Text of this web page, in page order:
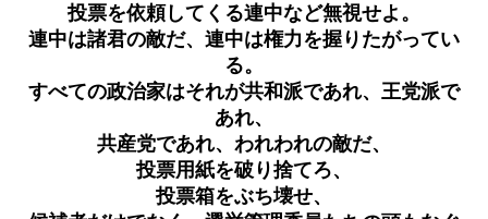
投票を依頼してくる連中など無視せよ。
連中は諸君の敵だ、連中は権力を握りたがってい
る。
すべての政治家はそれが共和派であれ、王党派で
あれ、
共産党であれ、われわれの敵だ、
投票用紙を破り捨てろ、
投票箱をぶち壊せ、